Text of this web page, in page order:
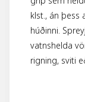
klst., án þess
húðinni.
vatnshelda
rigning, sviti